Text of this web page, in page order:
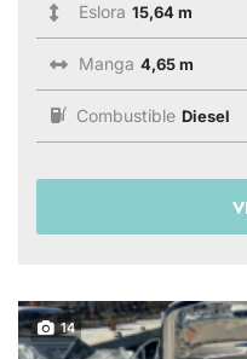
Eslora 15,64 m
Manga 4,65 m
Combustible Diesel
14